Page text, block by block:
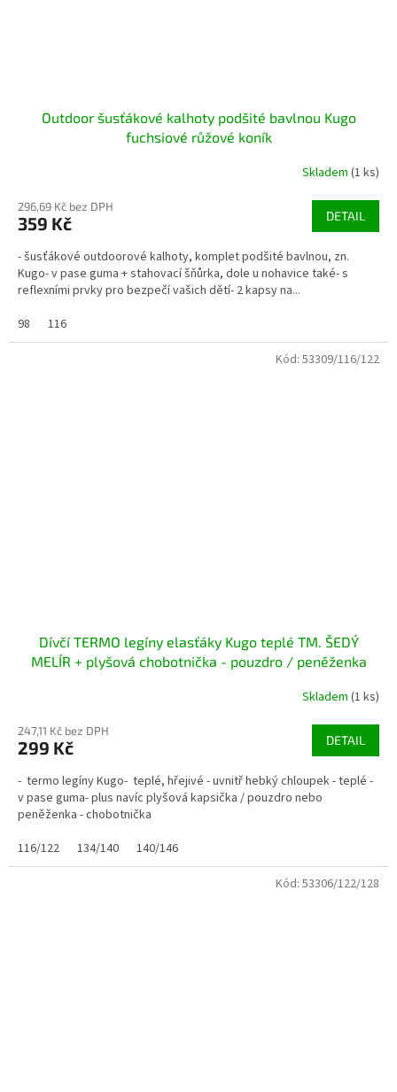
Outdoor šusťákové kalhoty podšité bavlnou Kugo
fuchsiové růžové koník
Skladem (1 ks)
296,69 Kč bez DPH
359 Kč DETAIL
- šusťákové outdoorové kalhoty, komplet podšité bavlnou, zn.
Kugo- v pase guma + stahovací šňůrka, dole u nohavice také- s
reflexními prvky pro bezpečí vašich dětí- 2 kapsy na...
98
116
Dívčí TERMO legíny elasťáky Kugo teplé TM. ŠEDÝ
MELÍR + plyšová chobotnička - pouzdro / peněženka
Skladem (1 ks)
247,11 Kč bez DPH
299 Kč DETAIL
- termo legíny Kugo- teplé, hřejivé - uvnitř hebký chloupek - teplé -
v pase guma- plus navíc plyšová kapsička / pouzdro nebo
peněženka - chobotnička
116/122
134/140 140/146
Kód: 53309/116/122
Kód: 53306/122/128